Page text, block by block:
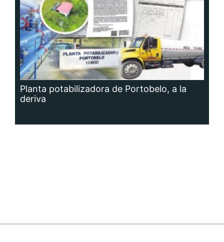
Planta potabilizadora de Portobelo, a la
deriva